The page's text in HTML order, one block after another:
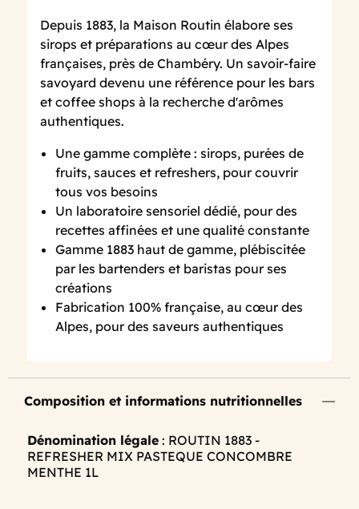
Depuis 1883, la Maison Routin élabore ses
sirops et préparations au cœur des Alpes
françaises, près de Chambéry. Un savoir-faire
savoyard devenu une référence pour les bars
et coffee shops à la recherche d'arômes
authentiques.
Une gamme complète : sirops, purées de
fruits, sauces et refreshers, pour couvrir
tous vos besoins
Un laboratoire sensoriel dédié, pour des
recettes affinées et une qualité constante
Gamme 1883 haut de gamme, plébiscitée
par les bartenders et baristas pour ses
créations
Fabrication 100% française, au cœur des
Alpes, pour des saveurs authentiques
Composition et informations nutritionnelles
Dénomination légale : ROUTIN 1883 -
REFRESHER MIX PASTEQUE CONCOMBRE
MENTHE 1L